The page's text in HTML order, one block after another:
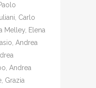
Carlo
Melley, Elena
Andrea
Andrea
Grazia